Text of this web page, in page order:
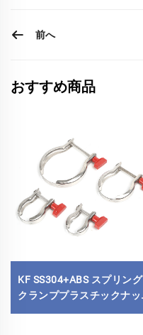
前へ
おすすめ商品
KF SS304+ABS スプリング
クランププラスチックナッ